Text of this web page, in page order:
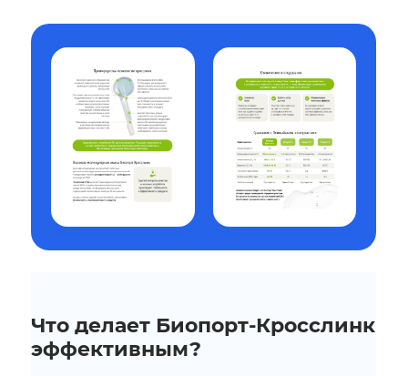
Что делает Биопорт-Кросслинк
эффективным?